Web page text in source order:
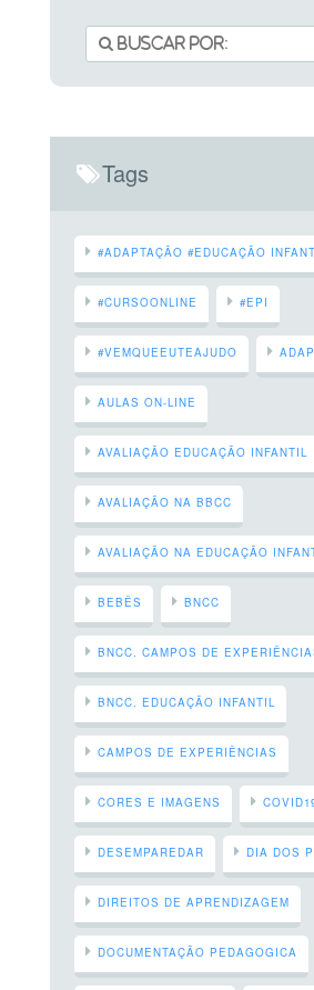
Tags
#ADAPTAÇÃO #EDUCAÇÃO
#CURSOONLINE #EPI
#VEMQUEEUTEAJUDO
AULAS ON-LINE
AVALIAÇÃO EDUCAÇÃO INFANTIL
AVALIAÇÃO NA BBCC
AVALIAÇÃO NA EDUCAÇÃO
BEBÊS BNCC
BNCC. CAMPOS DE
BNCC. EDUCAÇÃO INFANTIL
CAMPOS DE EXPERIÊNCIAS
CORES E IMAGENS
DESEMPAREDAR DIA DOS
DIREITOS DE APRENDIZAGEM
DOCUMENTAÇÃO PEDAGOGICA